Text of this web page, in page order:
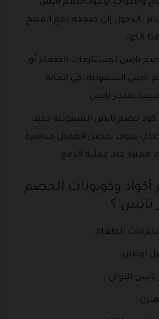
والاكواب أو كود خصم نايس
بالدخول إلى صفحة دفع المنتج
الكود .
نايس لمستلزمات الطعام أو
نايس السعودية، في الخانة
بمتجر نايس .
كود خصم نايس السعودية جديد
سوف يحصل العميل مباشرة
عند عملية الدفع .
وكوبونات الخصم
نايس ؟
الطعام .
اونلاين .
للاواني .
.